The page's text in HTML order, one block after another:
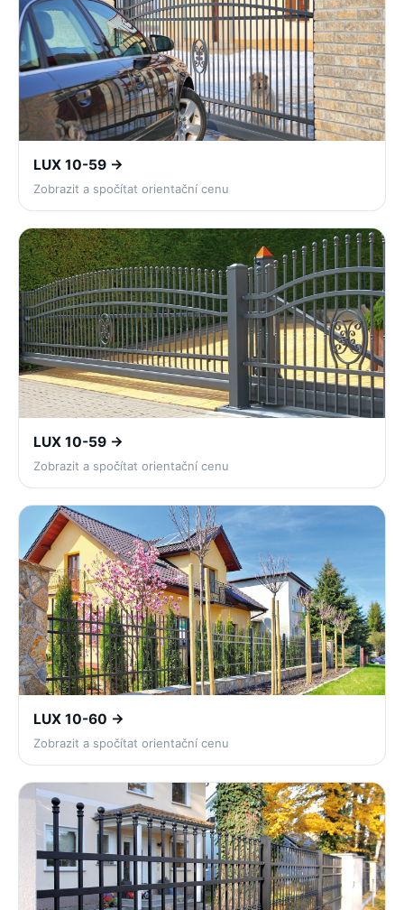
LUX 10-59 →
Zobrazit a spočítat orientační cenu
LUX 10-59 →
Zobrazit a spočítat orientační cenu
LUX 10-60 →
Zobrazit a spočítat orientační cenu